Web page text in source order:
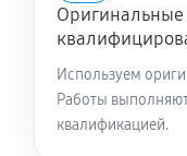
Оригинальные
Используем
Работы
квалификацией.